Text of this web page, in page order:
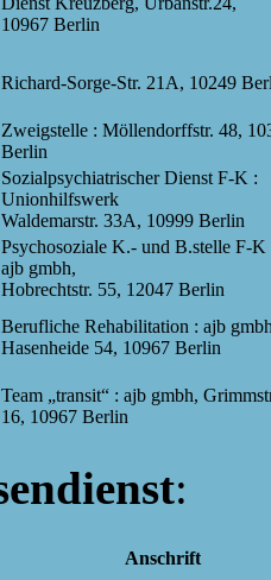
10967 Berlin
Richard-Sorge-Str. 21A, 10249
Zweigstelle : Möllendorffstr. 48,
Berlin
Sozialpsychiatrischer Dienst F-K :
Unionhilfswerk
Waldemarstr. 33A, 10999 Berlin
Psychosoziale K.- und B.stelle F-K
ajb gmbh,
Hobrechtstr. 55, 12047 Berlin
Berufliche Rehabilitation : ajb
Hasenheide 54, 10967 Berlin
Team „transit“ : ajb gmbh,
16, 10967 Berlin
:
Anschrift